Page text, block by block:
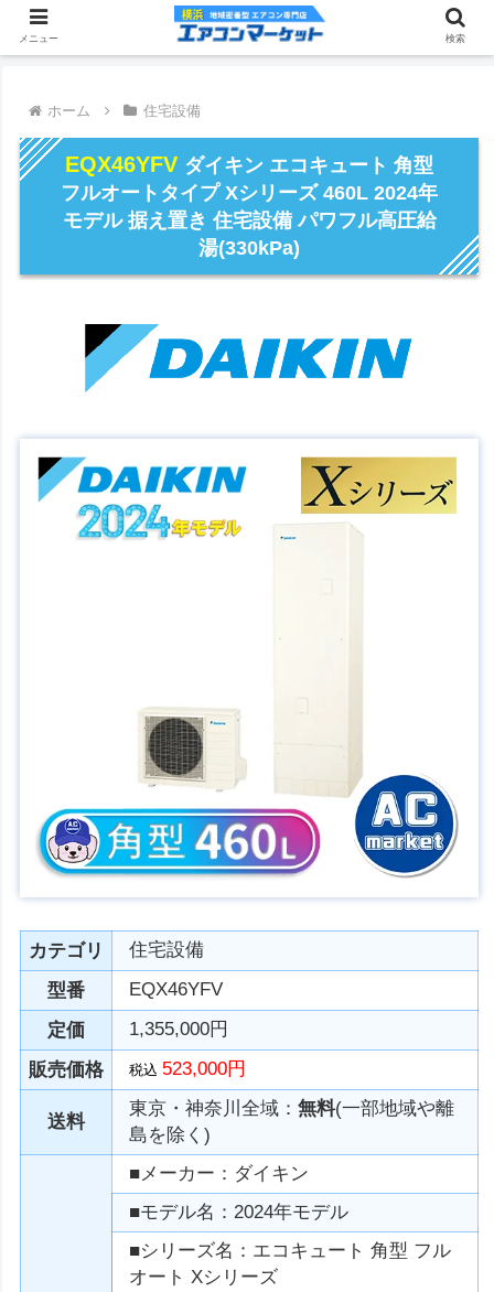
ホーム 住宅設備
EQX46YFV ダイキン エコキュート 角型
フルオートタイプ Xシリーズ 460L 2024年
モデル 据え置き 住宅設備 パワフル高圧給
湯(330kPa)
カテゴリ
住宅設備
型番
EQX46YFV
定価
1,355,000円
販売価格
税込 523,000円
送料
東京・神奈川全域：無料(一部地域や離
島を除く)
■メーカー：ダイキン
■モデル名：2024年モデル
■シリーズ名：エコキュート 角型 フル
オート Xシリーズ
メニュー 検索